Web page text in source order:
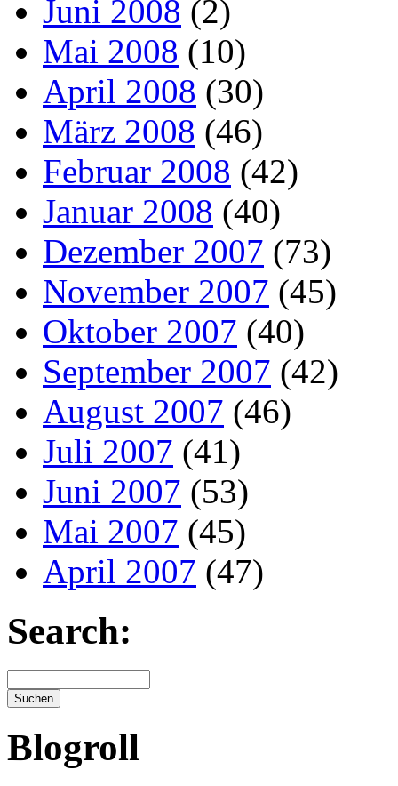
Juni 2008 (2)
Mai 2008 (10)
April 2008 (30)
März 2008 (46)
Februar 2008 (42)
Januar 2008 (40)
Dezember 2007 (73)
November 2007 (45)
Oktober 2007 (40)
September 2007 (42)
August 2007 (46)
Juli 2007 (41)
Juni 2007 (53)
Mai 2007 (45)
April 2007 (47)
Search:
Blogroll